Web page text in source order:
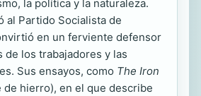
la política y la naturaleza.
al Partido Socialista de
en un ferviente defensor
de los trabajadores y las
Sus ensayos, como The Iron
de hierro), en el que describe